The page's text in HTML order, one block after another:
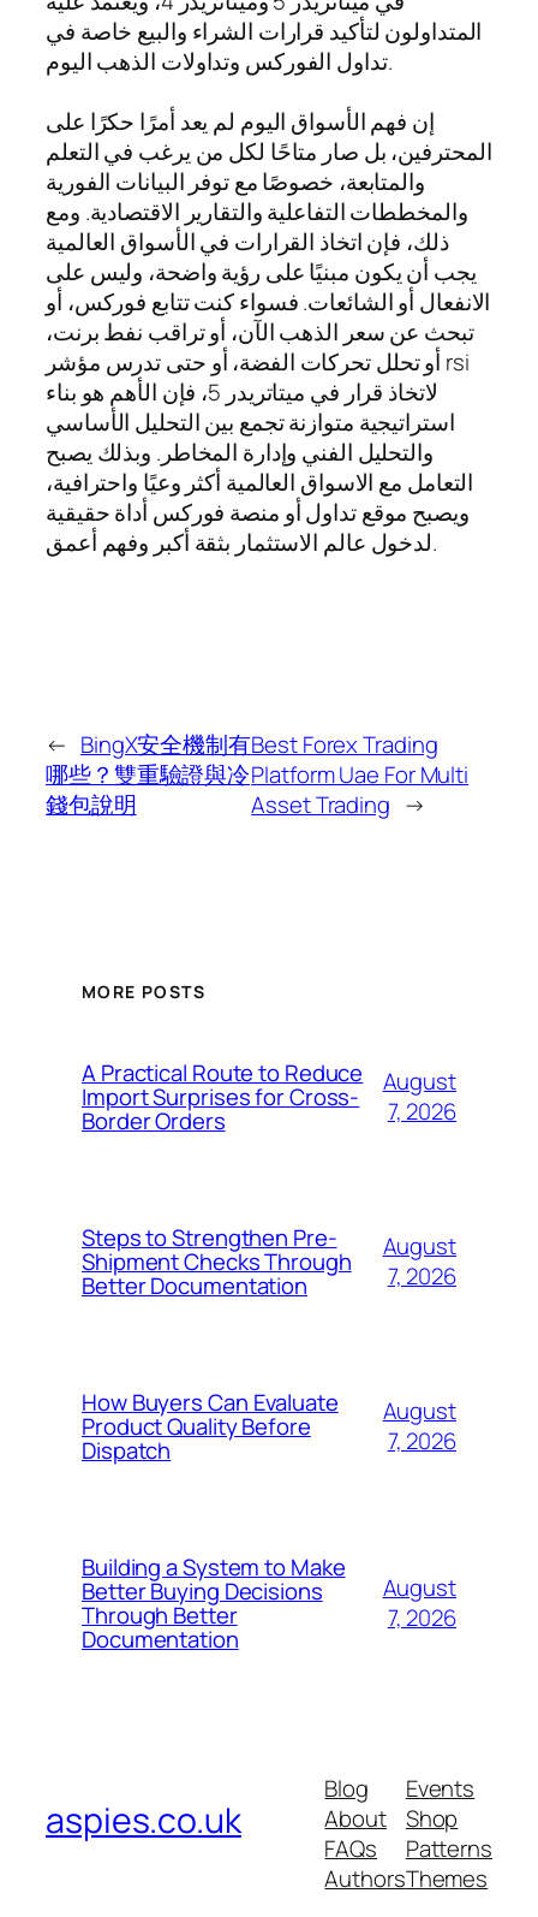
المتداولون لتأكيد قرارات الشراء والبيع خاصة في
تداول الفوركس وتداولات الذهب اليوم.
إن فهم الأسواق اليوم لم يعد أمرًا حكرًا على
المحترفين، بل صار متاحًا لكل من يرغب في التعلم
والمتابعة، خصوصًا مع توفر البيانات الفورية
والمخططات التفاعلية والتقارير الاقتصادية. ومع
ذلك، فإن اتخاذ القرارات في الأسواق العالمية
يجب أن يكون مبنيًا على رؤية واضحة، وليس على
الانفعال أو الشائعات. فسواء كنت تتابع فوركس، أو
تبحث عن سعر الذهب الآن، أو تراقب نفط برنت،
أو تحلل تحركات الفضة، أو حتى تدرس مؤشر rsi
لاتخاذ قرار في ميتاتريدر 5، فإن الأهم هو بناء
استراتيجية متوازنة تجمع بين التحليل الأساسي
والتحليل الفني وإدارة المخاطر. وبذلك يصبح
التعامل مع الاسواق العالمية أكثر وعيًا واحترافية،
ويصبح موقع تداول أو منصة فوركس أداة حقيقية
لدخول عالم الاستثمار بثقة أكبر وفهم أعمق.
← BingX安全機制有
哪些？雙重驗證與冷
錢包說明
Best Forex Trading
Platform Uae For Multi
Asset Trading →
MORE POSTS
A Practical Route to Reduce
Import Surprises for Cross-
Border Orders
August
7, 2026
Steps to Strengthen Pre-
Shipment Checks Through
Better Documentation
August
7, 2026
How Buyers Can Evaluate
Product Quality Before
Dispatch
August
7, 2026
Building a System to Make
Better Buying Decisions
Through Better
Documentation
August
7, 2026
aspies.co.uk
Blog
About
FAQs
Authors
Events
Shop
Patterns
Themes